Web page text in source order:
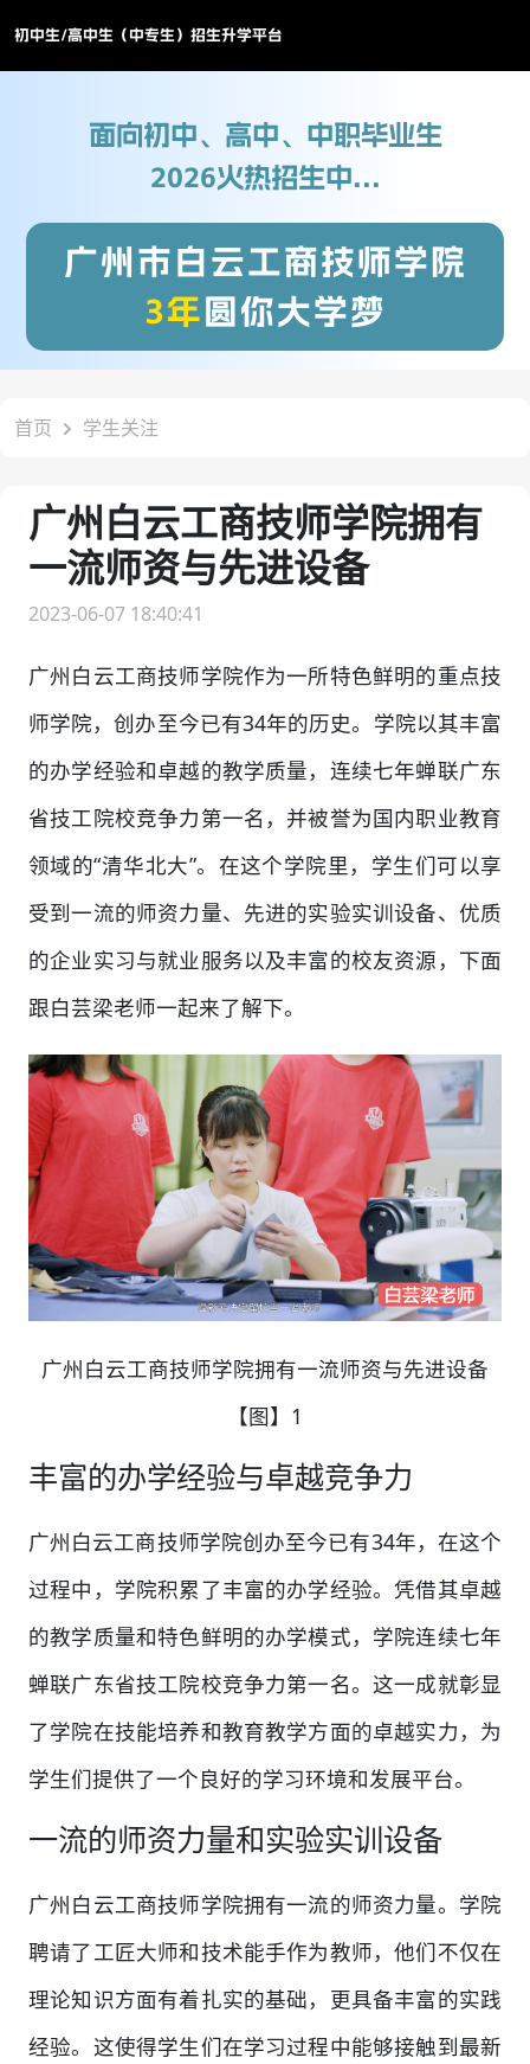
初中生/高中生（中专生）招生升学平台
面向初中、高中、中职毕业生
2026火热招生中...
广州市白云工商技师学院
3年圆你大学梦
首页 学生关注
广州白云工商技师学院拥有
一流师资与先进设备
2023-06-07 18:40:41
广州白云工商技师学院作为一所特色鲜明的重点技
师学院，创办至今已有34年的历史。学院以其丰富
的办学经验和卓越的教学质量，连续七年蝉联广东
省技工院校竞争力第一名，并被誉为国内职业教育
领域的“清华北大”。在这个学院里，学生们可以享
受到一流的师资力量、先进的实验实训设备、优质
的企业实习与就业服务以及丰富的校友资源，下面
跟白芸梁老师一起来了解下。
广州白云工商技师学院拥有一流师资与先进设备
【图】1
丰富的办学经验与卓越竞争力
广州白云工商技师学院创办至今已有34年，在这个
过程中，学院积累了丰富的办学经验。凭借其卓越
的教学质量和特色鲜明的办学模式，学院连续七年
蝉联广东省技工院校竞争力第一名。这一成就彰显
了学院在技能培养和教育教学方面的卓越实力，为
学生们提供了一个良好的学习环境和发展平台。
一流的师资力量和实验实训设备
广州白云工商技师学院拥有一流的师资力量。学院
聘请了工匠大师和技术能手作为教师，他们不仅在
理论知识方面有着扎实的基础，更具备丰富的实践
经验。这使得学生们在学习过程中能够接触到最新